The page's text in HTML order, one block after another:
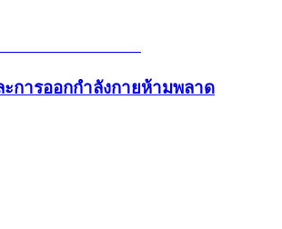
การออกกำลังกายห้ามพลาด